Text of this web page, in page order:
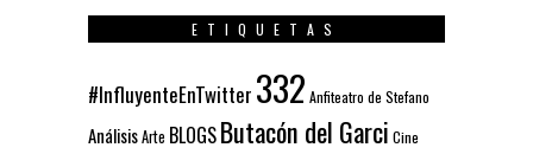
ETIQUETAS
#InfluyenteEnTwitter 332 Anfiteatro de Stefano
AnálisisArte BLOGSButacón del Garci Cine